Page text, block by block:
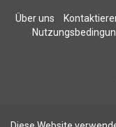
Über uns